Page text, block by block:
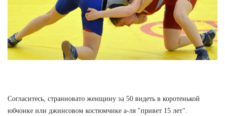
Согласитесь, странновато женщину за 50 видеть в коротенькой
юбчонке или джинсовом костюмчике а-ля "привет 15 лет".